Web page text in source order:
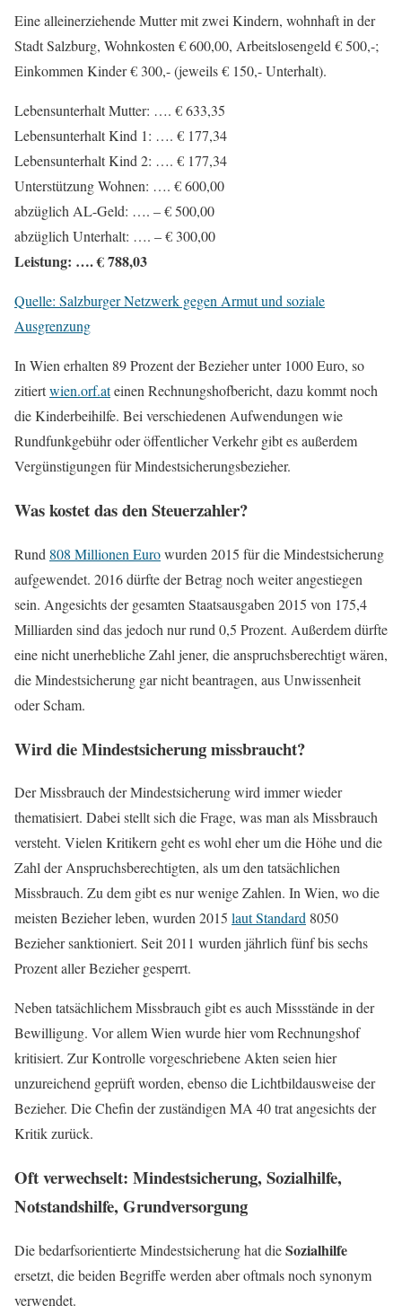
Eine alleinerziehende Mutter mit zwei Kindern, wohnhaft in der
Stadt Salzburg, Wohnkosten € 600,00, Arbeitslosengeld € 500,-;
Einkommen Kinder € 300,- (jeweils € 150,- Unterhalt).
Lebensunterhalt Mutter: …. € 633,35
Lebensunterhalt Kind 1: …. € 177,34
Lebensunterhalt Kind 2: …. € 177,34
Unterstützung Wohnen: …. € 600,00
abzüglich AL-Geld: …. – € 500,00
abzüglich Unterhalt: …. – € 300,00
Leistung: …. € 788,03
Quelle: Salzburger Netzwerk gegen Armut und soziale
Ausgrenzung
In Wien erhalten 89 Prozent der Bezieher unter 1000 Euro, so
zitiertwien.orf.ateinen Rechnungshofbericht, dazu kommt noch
die Kinderbeihilfe. Bei verschiedenen Aufwendungen wie
Rundfunkgebühr oder öffentlicher Verkehr gibt es außerdem
Vergünstigungen für Mindestsicherungsbezieher.
Was kostet das den Steuerzahler?
Rund 808 Millionen Eurowurden 2015 für die Mindestsicherung
aufgewendet. 2016 dürfte der Betrag noch weiter angestiegen
sein. Angesichts der gesamten Staatsausgaben 2015 von 175,4
Milliarden sind das jedoch nur rund 0,5 Prozent. Außerdem dürfte
eine nicht unerhebliche Zahl jener, die anspruchsberechtigt wären,
die Mindestsicherung gar nicht beantragen, aus Unwissenheit
oder Scham.
Wird die Mindestsicherung missbraucht?
Der Missbrauch der Mindestsicherung wird immer wieder
thematisiert. Dabei stellt sich die Frage, was man als Missbrauch
versteht. Vielen Kritikern geht es wohl eher um die Höhe und die
Zahl der Anspruchsberechtigten, als um den tatsächlichen
Missbrauch. Zu dem gibt es nur wenige Zahlen. In Wien, wo die
meisten Bezieher leben, wurden 2015 laut Standard 8050
Bezieher sanktioniert. Seit 2011 wurden jährlich fünf bis sechs
Prozent aller Bezieher gesperrt.
Neben tatsächlichem Missbrauch gibt es auch Missstände in der
Bewilligung. Vor allem Wien wurde hier vom Rechnungshof
kritisiert. Zur Kontrolle vorgeschriebene Akten seien hier
unzureichend geprüft worden, ebenso die Lichtbildausweise der
Bezieher. Die Chefin der zuständigen MA 40 trat angesichts der
Kritik zurück.
Oft verwechselt: Mindestsicherung, Sozialhilfe,
Notstandshilfe, Grundversorgung
Die bedarfsorientierte Mindestsicherung hat dieSozialhilfe
ersetzt, die beiden Begriffe werden aber oftmals noch synonym
verwendet.